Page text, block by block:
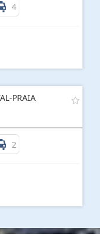
4
PRAIA
2